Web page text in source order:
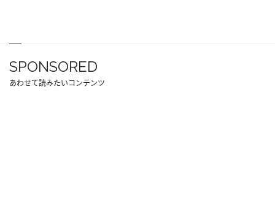
SPONSORED
あわせて読みたいコンテンツ